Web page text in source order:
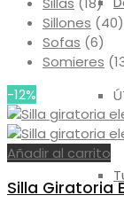
Sillones (40)
Sofas (6)
Somieres
-12%
Añadir al carrito
Silla Giratoria